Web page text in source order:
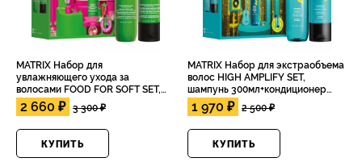
MATRIX Набор для
увлажняющего ухода за
волосами FOOD FOR SOFT SET,
шампунь 300мл+кондиционер
300мл
2 660 ₽ 3 300 ₽
КУПИТЬ
MATRIX Набор для экстраобъема
волос HIGH AMPLIFY SET,
шампунь 300мл+кондиционер
300мл
1 970 ₽ 2 500 ₽
КУПИТЬ